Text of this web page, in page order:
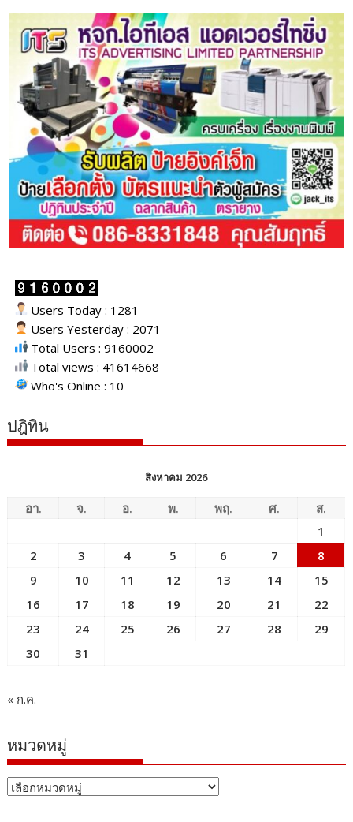
Users Today : 1281
Users Yesterday : 2071
Total Users : 9160002
Total views : 41614668
Who's Online : 10
ปฎิทิน
สิงหาคม 2026
อา. จ. อ. พ. พฤ. ศ.
ส.
1
2
3 4 5 6 7
8
9
10 11 12 13 14
15
16
17 18 19 20 21
22
23
24 25 26 27 28
29
30
31
« ก.ค.
หมวดหมู่
หมวด